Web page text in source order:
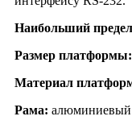
Наибольший
Размер платформы:
Материал
Рама: алюминиевый